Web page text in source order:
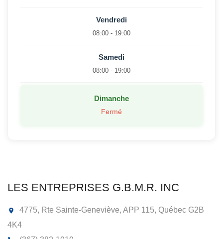
Vendredi
08:00 - 19:00
Samedi
08:00 - 19:00
Dimanche
Fermé